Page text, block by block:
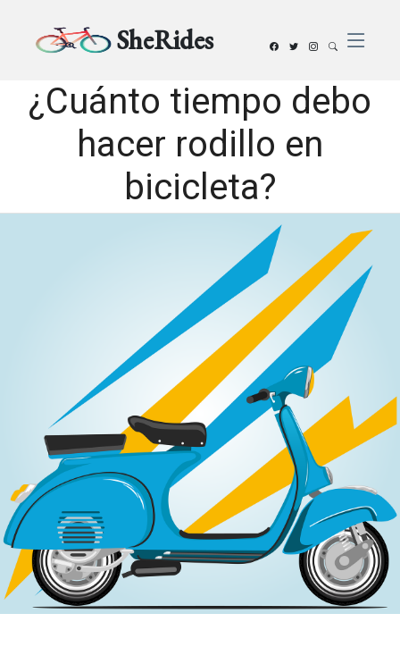
SheRides
¿Cuánto tiempo debo
hacer rodillo en
bicicleta?